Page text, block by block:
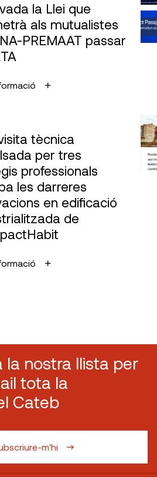
la Llei que
als mutualistes
PREMAAT passar
tècnica
per tres
professionals
les darreres
en edificació
de
la nostra llista per
tota la
Cateb
m'hi